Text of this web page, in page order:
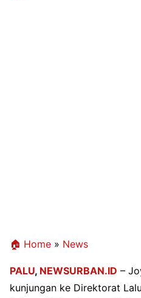
🏠 Home » News
PALU, NEWSURBAN.ID –
kunjungan ke Direktorat